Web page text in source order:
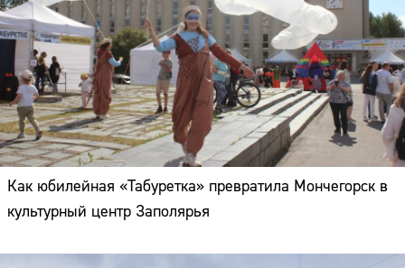
Как юбилейная «Табуретка» превратила Мончегорск в
культурный центр Заполярья